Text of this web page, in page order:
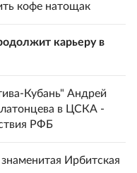
кофе натощак
карьеру в
Кубань" Андрей
в ЦСКА -
РФБ
Ирбитская